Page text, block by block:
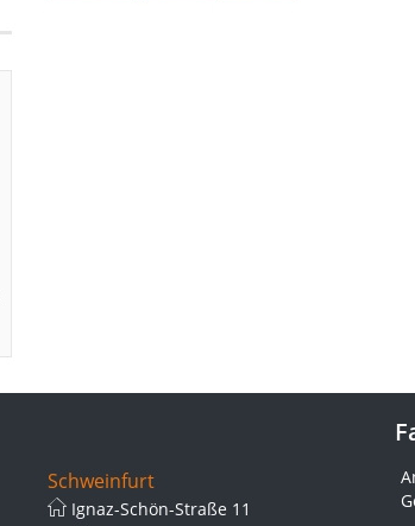
Schweinfurt
Ignaz-Schön-Straße 11